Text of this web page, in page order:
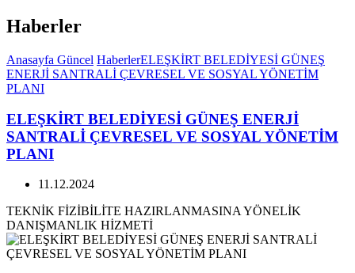
Haberler
Anasayfa Güncel HaberlerELEŞKİRT BELEDİYESİ GÜNEŞ
ENERJİ SANTRALİ ÇEVRESEL VE SOSYAL YÖNETİM
PLANI
ELEŞKİRT BELEDİYESİ GÜNEŞ ENERJİ
SANTRALİ ÇEVRESEL VE SOSYAL YÖNETİM
PLANI
11.12.2024
TEKNİK FİZİBİLİTE HAZIRLANMASINA YÖNELİK
DANIŞMANLIK HİZMETİ